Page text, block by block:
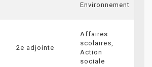
Environnement
2e adjointe
Affaires
scolaires,
Action
sociale